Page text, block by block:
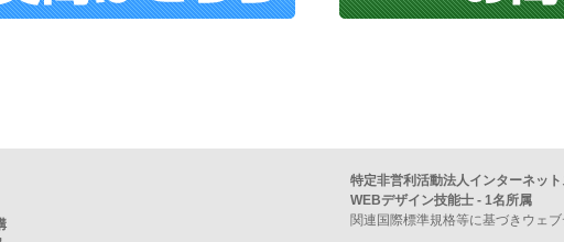
特定非営利活動法人インターネッ
WEBデザイン技能士 - 1名所属
関連国際標準規格等に基づきウェ